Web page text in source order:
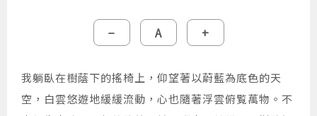
−縮
小
大
小。
A重
設
大
小。
+放
大
大
小。
我躺臥在樹蔭下的搖椅上，仰望著以蔚藍為底色的天
空，白雲悠遊地緩緩流動，心也隨著浮雲俯覧萬物。不